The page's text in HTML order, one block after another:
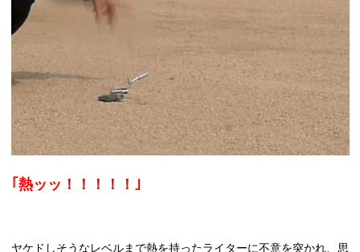
｢熱ッッ！！！！！｣
ヤケドしそうなレベルまで熱を持ったライターに不意を突かれ、思